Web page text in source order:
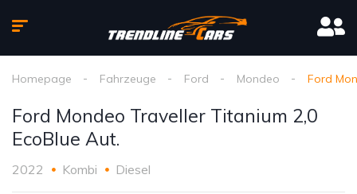
Homepage Fahrzeuge Ford Mondeo Ford
Ford Mondeo Traveller Titanium 2,0
EcoBlue Aut.
2022 Kombi Diesel